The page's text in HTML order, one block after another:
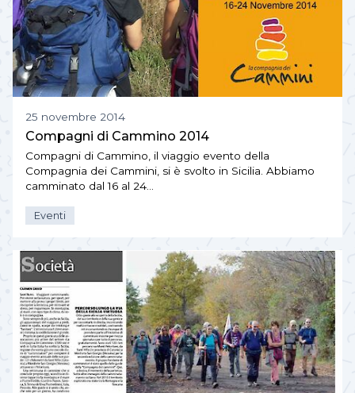
25 novembre 2014
Compagni di Cammino 2014
Compagni di Cammino, il viaggio evento della
Compagnia dei Cammini, si è svolto in Sicilia. Abbiamo
camminato dal 16 al 24…
Eventi